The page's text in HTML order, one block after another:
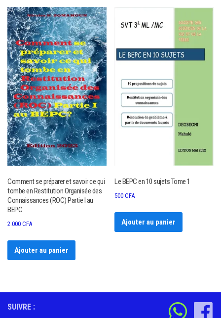
par
popularité
Comment se préparer et savoir ce qui
tombe en Restitution Organisée des
Connaissances (ROC) Partie I au
BEPC
2.000 CFA
Ajouter au panier
Le BEPC en 10 sujets Tome 1
500CFA
Ajouter au panier
SUIVRE :